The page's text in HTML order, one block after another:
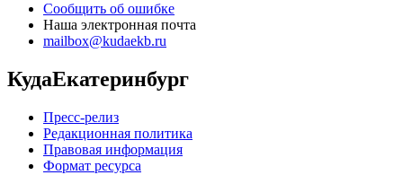
Сообщить об ошибке
Наша электронная почта
mailbox@kudaekb.ru
КудаЕкатеринбург
Пресс-релиз
Редакционная политика
Правовая информация
Формат ресурса